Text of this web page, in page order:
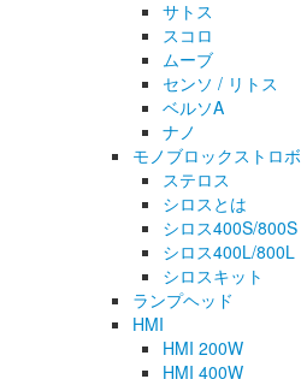
サトス
スコロ
ムーブ
センソ / リトス
ベルソA
ナノ
モノブロックストロボ
ステロス
シロスとは
シロス400S/800S
シロス400L/800L
シロスキット
ランプヘッド
HMI
HMI 200W
HMI 400W